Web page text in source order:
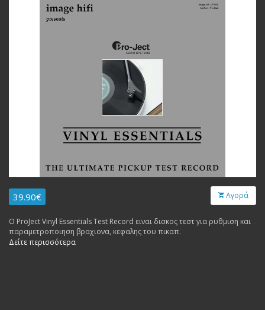
39.90€ Αγορά
Ο ProJect Vinyl Essentials Test Record ειναι δισκος τεστ για ρυθμιση και
παραμετροποιηση βραχιονα, κεφαλης του πικαπ.
Δείτε περισσότερα